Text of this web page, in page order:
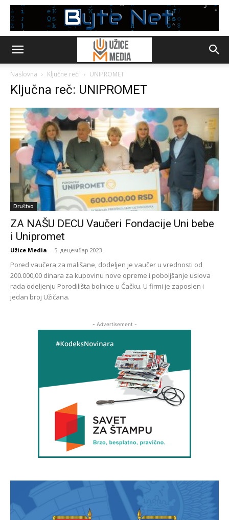
Naslovna Ključne reči UNIPROMET
Ključna reč: UNIPROMET
Društvo
ZA NAŠU DECU Vaučeri Fondacije Uni bebe
i Unipromet
Užice Media - 5. децембар 2023.
Pored vaučera za mališane, dodeljen je vaučer u vrednosti od
200.000,00 dinara za kupovinu nove opreme i poboljšanje uslova
rada odeljenju Porodilišta bolnice u Čačku. U firmi je zaposlen i
jedan broj Užičana.
- Advertisement -